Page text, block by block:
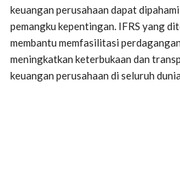
keuangan perusahaan dapat
pemangku kepentingan. IFRS yang
membantu memfasilitasi
meningkatkan keterbukaan dan
keuangan perusahaan di seluruh